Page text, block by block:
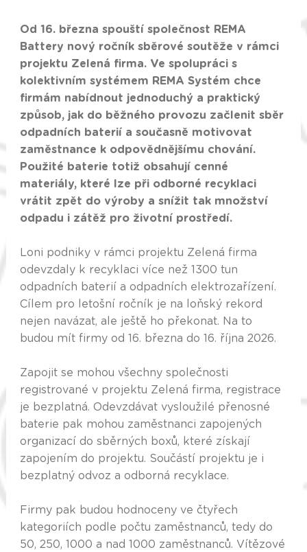
Od 16. března spouští společnost REMA
Battery nový ročník sběrové soutěže v rámci
projektu Zelená firma. Ve spolupráci s
kolektivním systémem REMA Systém chce
firmám nabídnout jednoduchý a praktický
způsob, jak do běžného provozu začlenit sběr
odpadních baterií a současně motivovat
zaměstnance k odpovědnějšímu chování.
Použité baterie totiž obsahují cenné
materiály, které lze při odborné recyklaci
vrátit zpět do výroby a snížit tak množství
odpadu i zátěž pro životní prostředí.
Loni podniky v rámci projektu Zelená firma
odevzdaly k recyklaci více než 1300 tun
odpadních baterií a odpadních elektrozařízení.
Cílem pro letošní ročník je na loňský rekord
nejen navázat, ale ještě ho překonat. Na to
budou mít firmy od 16. března do 16. října 2026.
Zapojit se mohou všechny společnosti
registrované v projektu Zelená firma, registrace
je bezplatná. Odevzdávat vysloužilé přenosné
baterie pak mohou zaměstnanci zapojených
organizací do sběrných boxů, které získají
zapojením do projektu. Součástí projektu je i
bezplatný odvoz a odborná recyklace.
Firmy pak budou hodnoceny ve čtyřech
kategoriích podle počtu zaměstnanců, tedy do
50, 250, 1000 a nad 1000 zaměstnanců. Vítězové